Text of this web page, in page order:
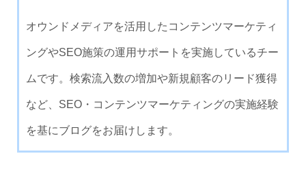
オウンドメディアを活用したコンテンツマーケティ
ングやSEO施策の運用サポートを実施しているチー
ムです。検索流入数の増加や新規顧客のリード獲得
など、SEO・コンテンツマーケティングの実施経験
を基にブログをお届けします。